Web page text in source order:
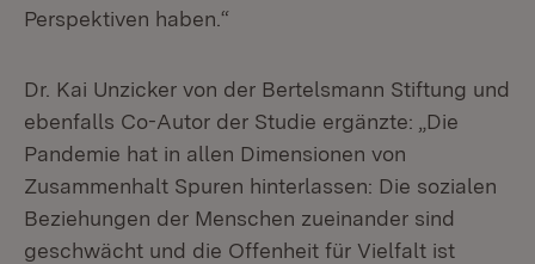
Perspektiven haben.“
Dr. Kai Unzicker von der Bertelsmann Stiftung und
ebenfalls Co-Autor der Studie ergänzte: „Die
Pandemie hat in allen Dimensionen von
Zusammenhalt Spuren hinterlassen: Die sozialen
Beziehungen der Menschen zueinander sind
geschwächt und die Offenheit für Vielfalt ist